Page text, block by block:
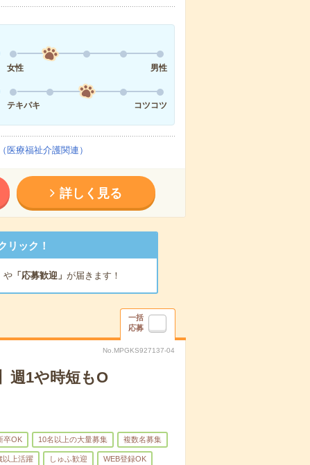
女性
男性
テキパキ
コツコツ
療福祉介護関連）
詳しく見る
リック！
や「応募歓迎」 が届きます！
一括
応募
No.MPGKS927137-04
週1や時短もO
卒OK 10名以上の大量募集 複数名募集
以上活躍 しゅふ歓迎 WEB登録OK